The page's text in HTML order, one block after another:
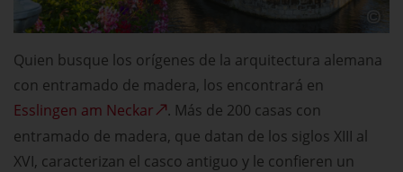
Quien busque los orígenes de la arquitectura alemana
con entramado de madera, los encontrará en
Esslingen am Neckar
. Más de 200 casas con
entramado de madera, que datan de los siglos XIII al
XVI, caracterizan el casco antiguo y le confieren un